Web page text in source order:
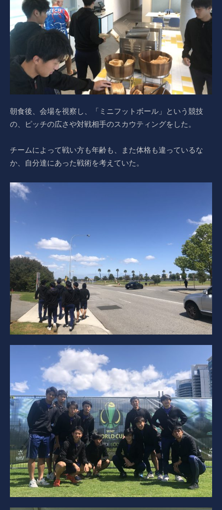
朝食後、会場を視察し、「ミニフットボール」という競技
の、ピッチの広さや対戦相手のスカウティングをした。
チームによって戦い方も年齢も、また体格も違っているな
か、自分達にあった戦術を考えていた。